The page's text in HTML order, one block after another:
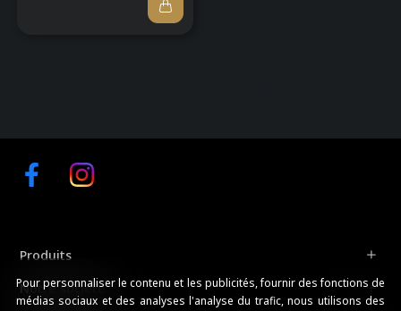
Pour personnaliser le contenu et les publicités, fournir des fonctions de
médias sociaux et des analyses l'analyse du trafic, nous utilisons des
Facebook
Produits
Notre société